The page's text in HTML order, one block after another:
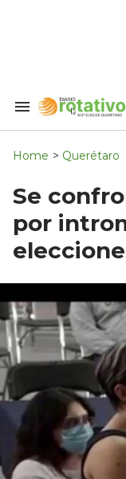
Search
Navigation
Home > Querétaro
Se
por